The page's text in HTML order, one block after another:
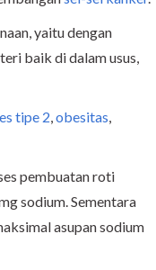
yaitu dengan
baik di dalam usus,
tipe 2,obesitas,
pembuatan roti
sodium. Sementara
asupan sodium